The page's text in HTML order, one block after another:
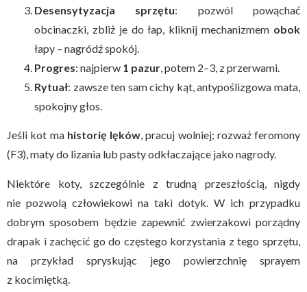
Desensytyzacja sprzętu: pozwól powąchać
obcinaczki, zbliż je do łap, kliknij mechanizmem obok
łapy – nagródź spokój.
Progres: najpierw 1 pazur, potem 2–3, z przerwami.
Rytuał: zawsze ten sam cichy kąt, antypoślizgowa mata,
spokojny głos.
Jeśli kot ma historię lęków, pracuj wolniej; rozważ feromony
(F3), maty do lizania lub pasty odkłaczające jako nagrody.
Niektóre koty, szczególnie z trudną przeszłością, nigdy
nie pozwolą człowiekowi na taki dotyk. W ich przypadku
dobrym sposobem będzie zapewnić zwierzakowi porządny
drapak i zachęcić go do częstego korzystania z tego sprzętu,
na przykład spryskując jego powierzchnię sprayem
z kocimiętką.